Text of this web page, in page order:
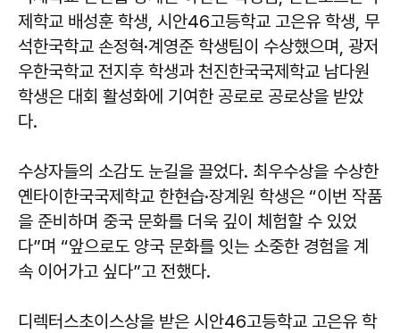
제학교 배성훈 학생, 시안46고등학교 고은유 학생, 무
석한국학교 손정혁·계영준 학생팀이 수상했으며, 광저
우한국학교 전지후 학생과 천진한국국제학교 남다원
학생은 대회 활성화에 기여한 공로로 공로상을 받았
다.
수상자들의 소감도 눈길을 끌었다. 최우수상을 수상한
옌타이한국국제학교 한현습·장계원 학생은 “이번 작품
을 준비하며 중국 문화를 더욱 깊이 체험할 수 있었
다”며 “앞으로도 양국 문화를 잇는 소중한 경험을 계
속 이어가고 싶다”고 전했다.
디렉터스초이스상을 받은 시안46고등학교 고은유 학